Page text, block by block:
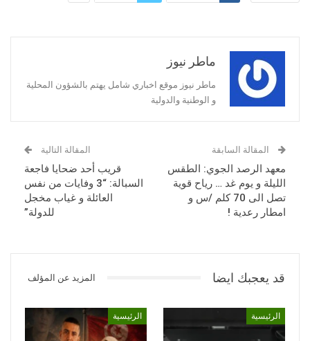
ماطر نيوز
ماطر نيوز موقع اخباري شامل يهتم بالشؤون المحلية
و الوطنية والدولية
المقالة السابقة
معهد الرصد الجوي: الطقس
الليلة و يوم غد … رياح قوية
تصل الى 70 كلم /س و
امطار رعدية !
المقالة التالية
قريب أحد ضحايا فاجعة
السبالة: “3 وفايات من نفس
العائلة و غياب مخجل
للدولة”
قد يعجبك ايضا المزيد عن المؤلف
الرئيسية الرئيسية